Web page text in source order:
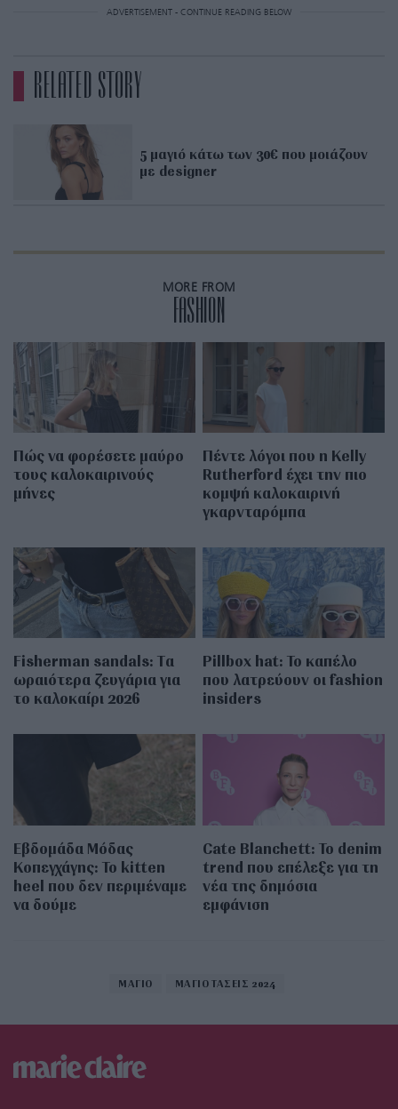
ADVERTISEMENT - CONTINUE READING BELOW
RELATED STORY
5 μαγιό κάτω των 30€ που μοιάζουν
με designer
MORE FROM
FASHION
Πώς να φορέσετε μαύρο
τους καλοκαιρινούς
μήνες
Πέντε λόγοι που η Kelly
Rutherford έχει την πιο
κομψή καλοκαιρινή
γκαρνταρόμπα
Fisherman sandals: Tα
ωραιότερα ζευγάρια για
το καλοκαίρι 2026
Pillbox hat: Το καπέλο
που λατρεύουν οι fashion
insiders
Εβδομάδα Μόδας
Κοπεγχάγης: Το kitten
heel που δεν περιμέναμε
να δούμε
Cate Blanchett: Το denim
trend που επέλεξε για τη
νέα της δημόσια
εμφάνιση
ΜΑΓΙΟ ΜΑΓΙΟ ΤΑΣΕΙΣ 2024